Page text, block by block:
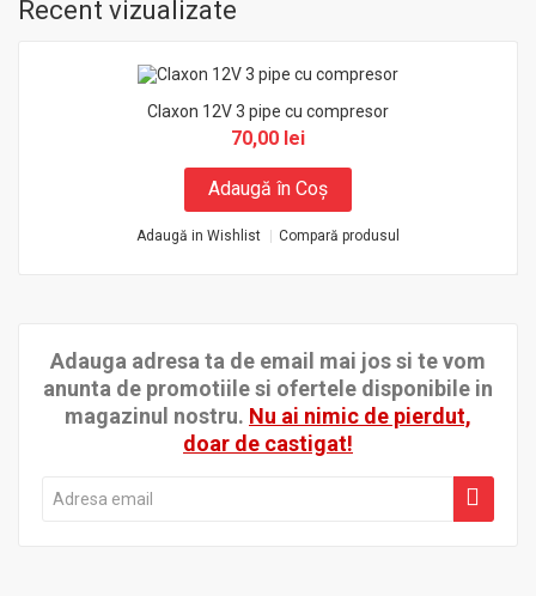
Recent vizualizate
Claxon 12V 3 pipe cu compresor
70,00 lei
Adaugă în Coş
Adaugă in Wishlist Compară produsul
Adauga adresa ta de email mai jos si te vom
anunta de promotiile si ofertele disponibile in
magazinul nostru. Nu ai nimic de pierdut,
doar de castigat!